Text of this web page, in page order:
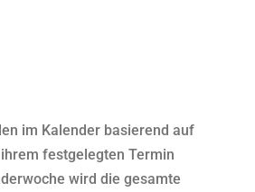
im Kalender basierend auf
festgelegten Termin
wird die gesamte